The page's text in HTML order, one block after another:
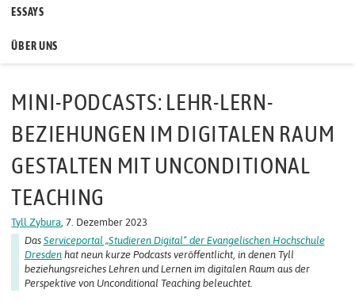
ESSAYS
ÜBER UNS
MINI-PODCASTS: LEHR-LERN-
BEZIEHUNGEN IM DIGITALEN RAUM
GESTALTEN MIT UNCONDITIONAL
TEACHING
Tyll Zybura , 7. Dezember 2023
Das Serviceportal „Studieren Digital“ der Evangelischen Hochschule
Dresdenhat neun kurze Podcasts veröffentlicht, in denen Tyll
beziehungsreiches Lehren und Lernen im digitalen Raum aus der
Perspektive von Unconditional Teaching beleuchtet.